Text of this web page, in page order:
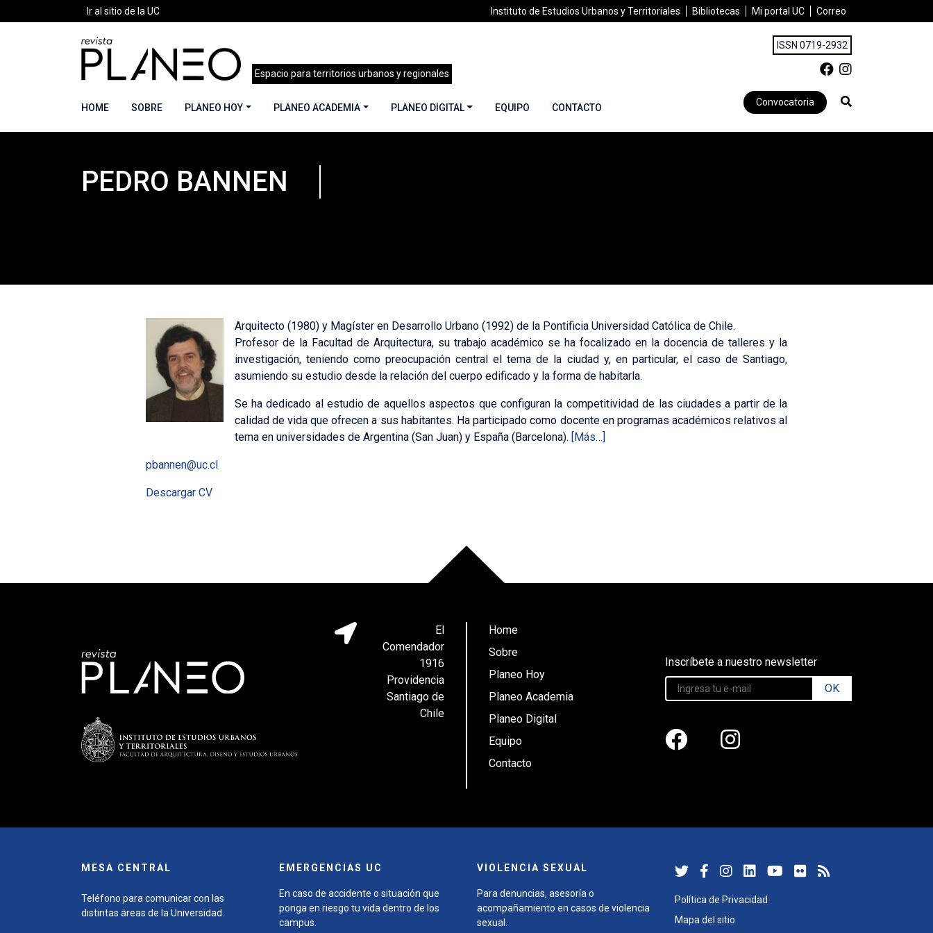
Ir al sitio de la UC Instituto de Estudios Urbanos y Territoriales Bibliotecas Mi portal UC Correo
Espacio para territorios urbanos y regionales
ISSN 0719-2932
HOME SOBRE PLANEO HOY PLANEO ACADEMIA PLANEO DIGITAL EQUIPO CONTACTO Convocatoria
Portada»Planeo Hoy» COLABORADORES
PEDRO BANNEN
Arquitecto (1980) y Magíster en Desarrollo Urbano (1992) de la Pontificia Universidad Católica de Chile.
Profesor de la Facultad de Arquitectura, su trabajo académico se ha focalizado en la docencia de talleres y la
investigación, teniendo como preocupación central el tema de la ciudad y, en particular, el caso de Santiago,
asumiendo su estudio desde la relación del cuerpo edificado y la forma de habitarla.
Se ha dedicado al estudio de aquellos aspectos que configuran la competitividad de las ciudades a partir de la
calidad de vida que ofrecen a sus habitantes. Ha participado como docente en programas académicos relativos al
tema en universidades de Argentina (San Juan) y España (Barcelona). [Más…]
pbannen@uc.cl
Descargar CV
El
Comendador
1916
Providencia
Santiago de
Chile
Home
Sobre
Planeo Hoy
Planeo Academia
Planeo Digital
Equipo
Contacto
Inscríbete a nuestro newsletter
OK
MESA CENTRAL
Teléfono para comunicar con las
distintas áreas de la Universidad.
EMERGENCIAS UC
En caso de accidente o situación que
ponga en riesgo tu vida dentro de los
campus.
VIOLENCIA SEXUAL
Para denuncias, asesoría o
acompañamiento en casos de violencia
sexual.
Política de Privacidad
Mapa del sitio